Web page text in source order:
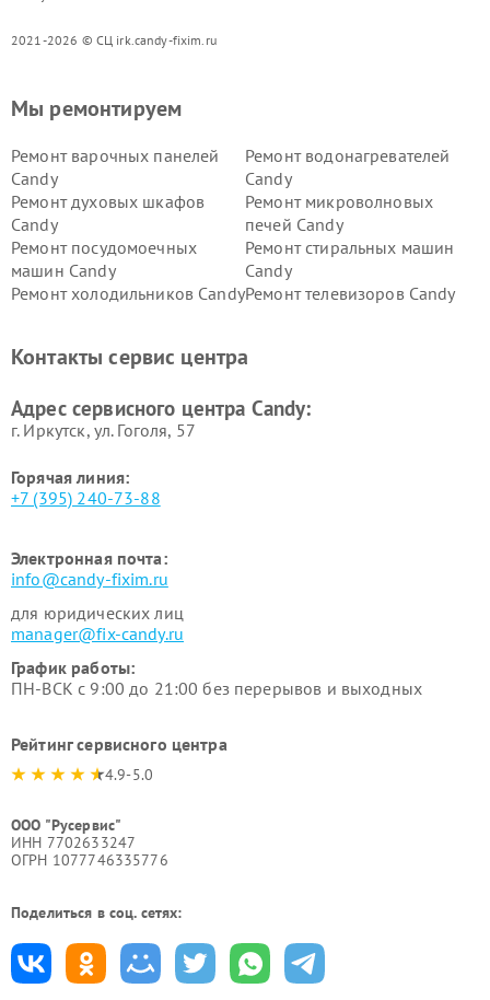
2021-2026 © СЦ irk.candy-fixim.ru
Мы ремонтируем
Ремонт варочных панелей
Candy
Ремонт водонагревателей
Candy
Ремонт духовых шкафов
Candy
Ремонт микроволновых
печей Candy
Ремонт посудомоечных
машин Candy
Ремонт стиральных машин
Candy
Ремонт холодильников CandyРемонт телевизоров Candy
Контакты сервис центра
Адрес сервисного центра Candy:
г. Иркутск, ул. ​Гоголя, 57
Горячая линия:
+7 (395) 240-73-88
Электронная почта:
info@candy-fixim.ru
для юридических лиц
manager@fix-candy.ru
График работы:
ПН-ВСК с 9:00 до 21:00 без перерывов и выходных
Рейтинг сервисного центра
4.9-5.0
ООО "Русервис"
ИНН 7702633247
ОГРН 1077746335776
Поделиться в соц. сетях: